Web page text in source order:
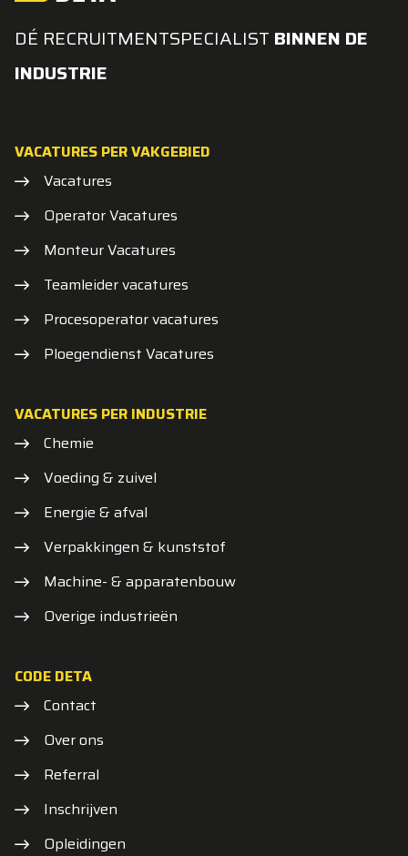
DÉ RECRUITMENTSPECIALIST BINNEN DE
INDUSTRIE
VACATURES PER VAKGEBIED
Vacatures
Operator Vacatures
Monteur Vacatures
Teamleider vacatures
Procesoperator vacatures
Ploegendienst Vacatures
VACATURES PER INDUSTRIE
Chemie
Voeding & zuivel
Energie & afval
Verpakkingen & kunststof
Machine- & apparatenbouw
Overige industrieën
CODE DETA
Contact
Over ons
Referral
Inschrijven
Opleidingen